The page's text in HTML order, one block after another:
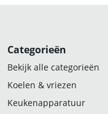
Categorieën
Bekijk alle categorieën
Koelen & vriezen
Keukenapparatuur